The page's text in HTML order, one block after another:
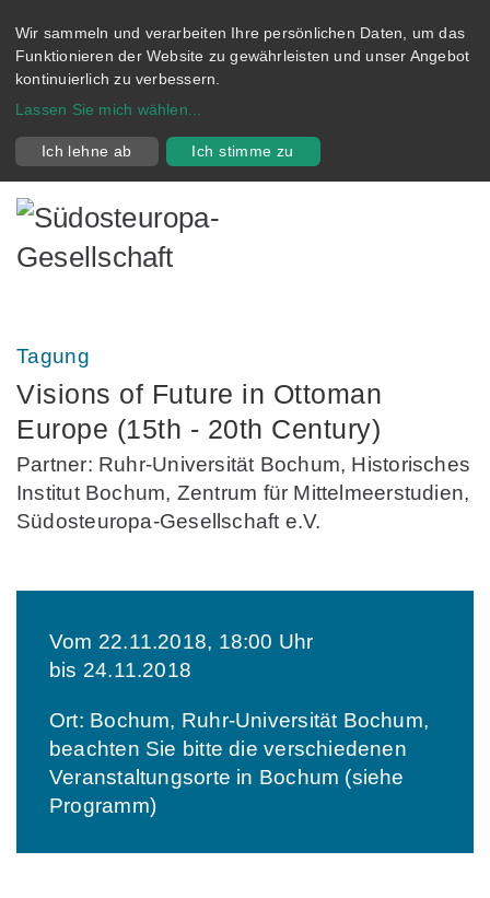
Wir sammeln und verarbeiten Ihre persönlichen Daten, um das
Funktionieren der Website zu gewährleisten und unser Angebot
kontinuierlich zu verbessern.
Lassen Sie mich wählen
Ich lehne ab Ich stimme zu
Tagung
Visions of Future in Ottoman
Europe (15th - 20th Century)
Partner: Ruhr-Universität Bochum, Historisches
Institut Bochum, Zentrum für Mittelmeerstudien,
Südosteuropa-Gesellschaft e.V.
Vom 22.11.2018, 18:00 Uhr
bis 24.11.2018
Ort: Bochum, Ruhr-Universität Bochum,
beachten Sie bitte die verschiedenen
Veranstaltungsorte in Bochum (siehe
Programm)